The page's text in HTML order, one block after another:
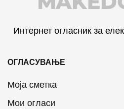
Интернет огласник за
ОГЛАСУВАЊЕ
Моја сметка
Мои огласи